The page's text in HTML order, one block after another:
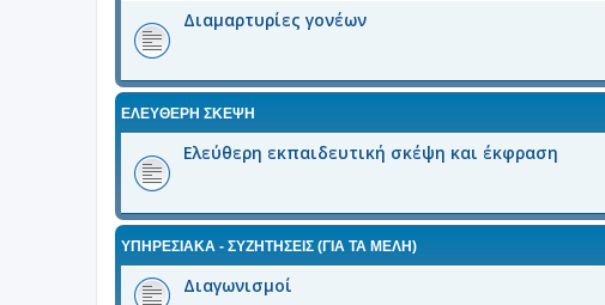
Διαμαρτυρίες γονέων
ΕΛΕΥΘΕΡΗ ΣΚΕΨΗ
Ελεύθερη εκπαιδευτική σκέψη και έκφραση
ΥΠΗΡΕΣΙΑΚΑ - ΣΥΖΗΤΗΣΕΙΣ (ΓΙΑ ΤΑ ΜΈΛΗ)
Διαγωνισμοί